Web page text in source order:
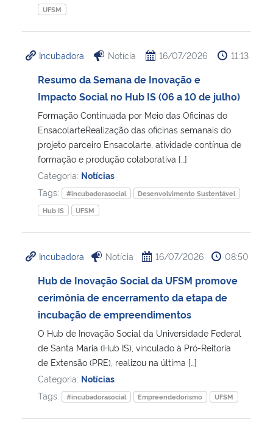
UFSM
Incubadora Notícia 16/07/2026 11:13
Resumo da Semana de Inovação e
Impacto Social no Hub IS (06 a 10 de julho)
Formação Continuada por Meio das Oficinas do
EnsacolarteRealização das oficinas semanais do
projeto parceiro Ensacolarte, atividade contínua de
formação e produção colaborativa […]
Categoria: Notícias
Tags:
#incubadorasocial
Desenvolvimento Sustentável
Hub IS
UFSM
Incubadora Notícia 16/07/2026 08:50
Hub de Inovação Social da UFSM promove
cerimônia de encerramento da etapa de
incubação de empreendimentos
O Hub de Inovação Social da Universidade Federal
de Santa Maria (Hub IS), vinculado à Pró-Reitoria
de Extensão (PRE), realizou na última […]
Categoria: Notícias
Tags:
#incubadorasocial Empreendedorismo UFSM